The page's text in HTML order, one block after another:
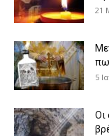
21
5
Οι